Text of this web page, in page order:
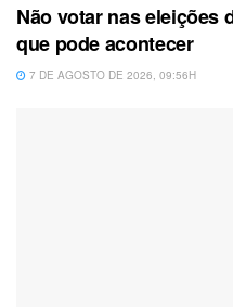
Não votar nas eleições
que pode acontecer
7 DE AGOSTO DE 2026, 09:56H